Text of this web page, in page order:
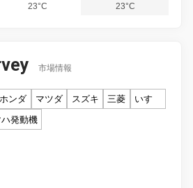
23°C
23°C
市場情報
ホンダ マツダ スズキ 三菱
いすゞ
発動機